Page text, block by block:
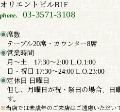
オリエントビルB1F
phone. 03-3571-3108
席数
テーブル20席・カウンター8席
営業時間
月〜土 17:30〜2:00 L.O.1:00
日・祝日 17:30〜24:00 L.O.23:00
定休日 日曜日
但し、月曜日が祝・祭日の場合、日
す。
※当店では未成年のご来店はご遠慮いただい